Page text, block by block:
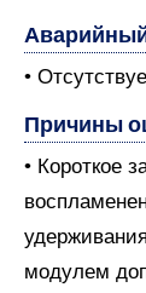
•
Причины
• Короткое
модулем